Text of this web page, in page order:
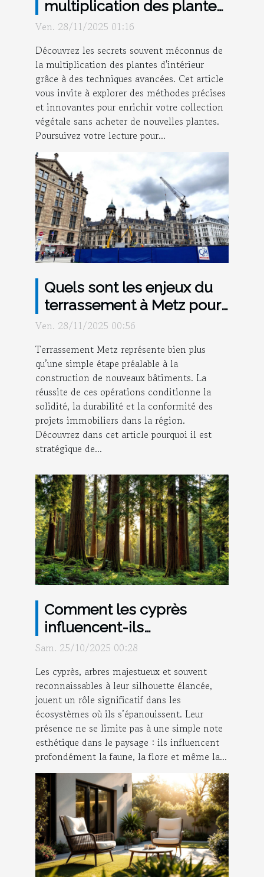
multiplication des plantes
d'intérieur
Ven. 28/11/2025 01:16
Découvrez les secrets souvent méconnus de
la multiplication des plantes d'intérieur
grâce à des techniques avancées. Cet article
vous invite à explorer des méthodes précises
et innovantes pour enrichir votre collection
végétale sans acheter de nouvelles plantes.
Poursuivez votre lecture pour...
Quels sont les enjeux du
terrassement à Metz pour
les nouveaux bâtiments ?
Ven. 28/11/2025 00:56
Terrassement Metz représente bien plus
qu’une simple étape préalable à la
construction de nouveaux bâtiments. La
réussite de ces opérations conditionne la
solidité, la durabilité et la conformité des
projets immobiliers dans la région.
Découvrez dans cet article pourquoi il est
stratégique de...
Comment les cyprès
influencent-ils
l'écosystème local ?
Sam. 25/10/2025 00:28
Les cyprès, arbres majestueux et souvent
reconnaissables à leur silhouette élancée,
jouent un rôle significatif dans les
écosystèmes où ils s’épanouissent. Leur
présence ne se limite pas à une simple note
esthétique dans le paysage : ils influencent
profondément la faune, la flore et même la...